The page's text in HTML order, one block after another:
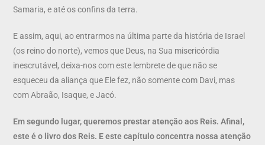
Samaria, e até os confins da terra.
E assim, aqui, ao entrarmos na última parte da história de Israel
(os reino do norte), vemos que Deus, na Sua misericórdia
inescrutável, deixa-nos com este lembrete de que não se
esqueceu da aliança que Ele fez, não somente com Davi, mas
com Abraão, Isaque, e Jacó.
Em segundo lugar, queremos prestar atenção aos Reis. Afinal,
este é o livro dos Reis. E este capítulo concentra nossa atenção